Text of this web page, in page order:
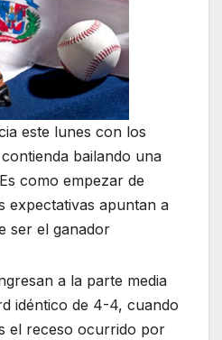
este lunes con los
bailando una
como empezar de
expectativas apuntan a
ser el ganador
a la parte media
idéntico de 4-4, cuando
el receso ocurrido por